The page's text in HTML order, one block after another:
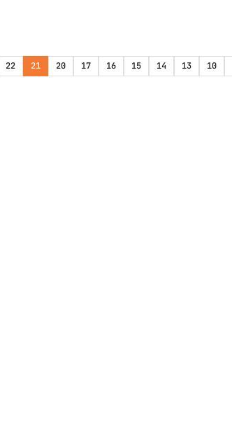
22 21 20 17 16 15 14 13 10